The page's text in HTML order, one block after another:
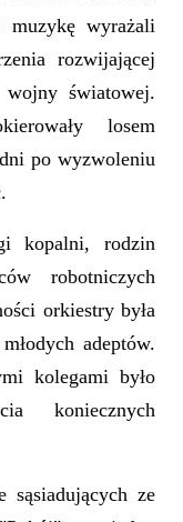
wyrażali
rozwijającej
światowej.
losem
po wyzwoleniu
kopalni, rodzin
robotniczych
orkiestry była
adeptów.
kolegami było
koniecznych
sąsiadujących ze